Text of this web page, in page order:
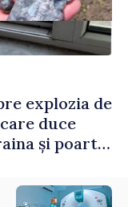
explozia de
duce
și poartă